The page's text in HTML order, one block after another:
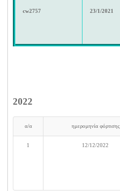
cw2757 23/1/2021
2022
α/α ημερομηνία φόρτισης
1 12/12/2022